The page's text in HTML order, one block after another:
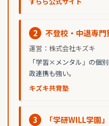
2 不登校・中退専門
運営：株式会社キズキ
「学習×メンタル」の個
政連携も強い。
キズキ共育塾
3
「学研WILL学園